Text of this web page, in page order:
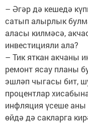
– Әгәр дә кешедә
сатып алырлык
аласы килмәсә,
инвестицияли ала?
– Тик яткан акчаны
ремонт ясау планы
эшләп чыгасы бит,
процентлар
инфляция үсеше аны
өйдә дә сакларга